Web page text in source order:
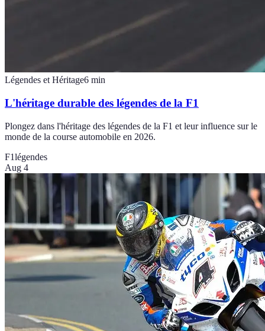
Légendes et Héritage6 min
L'héritage durable des légendes de la F1
Plongez dans l'héritage des légendes de la F1 et leur influence sur le
monde de la course automobile en 2026.
F1légendes
Aug 4